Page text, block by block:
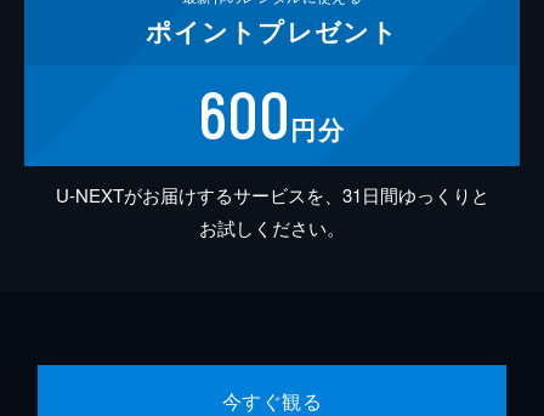
ポイント プレゼント
600円分
U-NEXTがお届けするサービスを、31日間ゆっくりと
お試しください。
今すぐ観る